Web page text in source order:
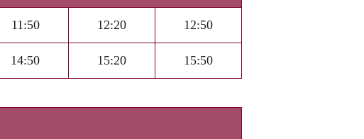
11:50 12:20 12:50
14:50 15:20 15:50